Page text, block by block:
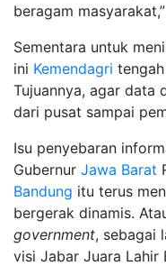
beragam
Sementara untuk
ini Kemendagri
Tujuannya, agar data
dari pusat sampai
Isu penyebaran
Gubernur Jawa Barat
Bandung itu terus
bergerak dinamis.
government, sebagai
visi Jabar Juara Lahir